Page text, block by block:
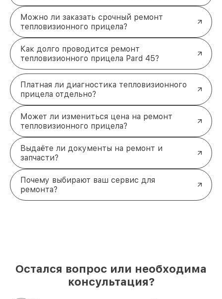
Можно ли заказать срочный ремонт
тепловизионного прицела?
Как долго проводится ремонт
тепловизионного прицела Pard 45?
Платная ли диагностика тепловизионного
прицела отдельно?
Может ли измениться цена на ремонт
тепловизионного прицела?
Выдаёте ли документы на ремонт и
запчасти?
Почему выбирают ваш сервис для
ремонта?
Остался вопрос или необходима
консультация?